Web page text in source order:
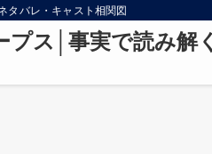
タバレ・キャスト相関図
プス│事実で読み解